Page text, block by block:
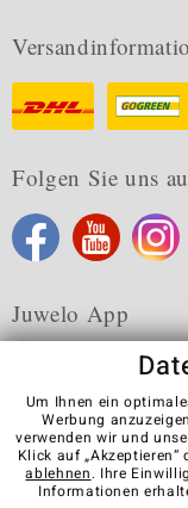
Folgen Sie uns
Juwelo App
Karriere AGB
Um Ihnen ein
Werbung
verwenden wir und
Klick auf
ablehnen. Ihre
Informationen